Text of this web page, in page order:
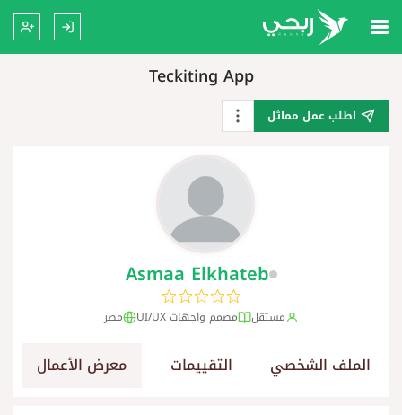
Teckiting App
اطلب عمل مماثل
Asmaa Elkhateb
مستقل مصمم واجهات UI/UX مصر
الملف الشخصي التقييمات معرض الأعمال